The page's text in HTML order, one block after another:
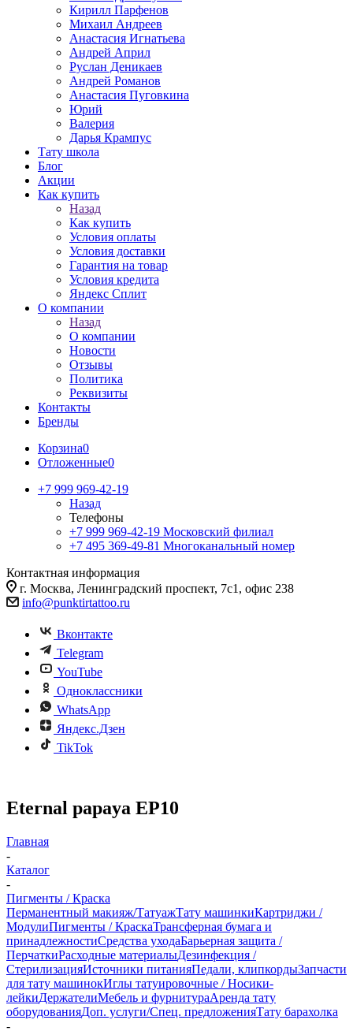
Кирилл Парфенов
Михаил Андреев
Анастасия Игнатьева
Андрей Април
Руслан Деникаев
Андрей Романов
Анастасия Пуговкина
Юрий
Валерия
Дарья Крампус
Тату школа
Блог
Акции
Как купить
Назад
Как купить
Условия оплаты
Условия доставки
Гарантия на товар
Условия кредита
Яндекс Сплит
О компании
Назад
О компании
Новости
Отзывы
Политика
Реквизиты
Контакты
Бренды
Корзина0
Отложенные0
+7 999 969-42-19
Назад
Телефоны
+7 999 969-42-19 Московский филиал
+7 495 369-49-81 Многоканальный номер
Контактная информация
г. Москва, Ленинградский проспект, 7с1, офис 238
info@punktirtattoo.ru
Вконтакте
Telegram
YouTube
Одноклассники
WhatsApp
Яндекс.Дзен
TikTok
Eternal papaya EP10
Главная
-
Каталог
-
Пигменты / Краска
Перманентный макияж/ТатуажТату машинкиКартриджи /
МодулиПигменты / КраскаТрансферная бумага и
принадлежностиСредства уходаБарьерная защита /
ПерчаткиРасходные материалыДезинфекция /
СтерилизацияИсточники питанияПедали, клипкордыЗапчасти
для тату машинокИглы татуировочные / Носики-
лейкиДержателиМебель и фурнитураАренда тату
оборудованияДоп. услуги/Спец. предложенияТату барахолка
-